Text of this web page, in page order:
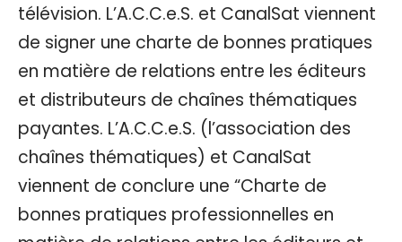
télévision. L’A.C.C.e.S. et CanalSat viennent
de signer une charte de bonnes pratiques
en matière de relations entre les éditeurs
et distributeurs de chaînes thématiques
payantes. L’A.C.C.e.S. (l’association des
chaînes thématiques) et CanalSat
viennent de conclure une “Charte de
bonnes pratiques professionnelles en